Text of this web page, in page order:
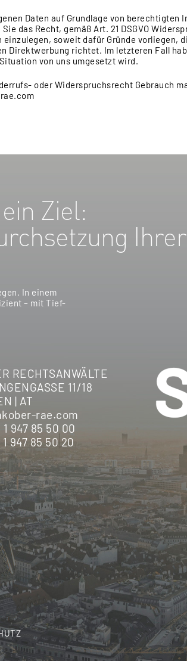
Daten auf Grundlage von berechtigten
das Recht, gemäß Art. 21 DSGVO
einzulegen, soweit dafür Gründe vorliegen,
Direktwerbung richtet. Im letzteren Fall
von uns umgesetzt wird.
oder Widerspruchsrecht Gebrauch
Ziel:
Ihrer
In einem
– mit Tief-
RECHTSANWÄLTE
11/18
| AT
rae.com
947 85 50 00
947 85 50 20